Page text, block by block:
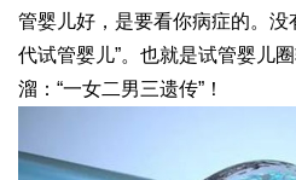
管婴儿好，是要看你病症的。
代试管婴儿”。也就是试管婴儿
溜：“一女二男三遗传”！